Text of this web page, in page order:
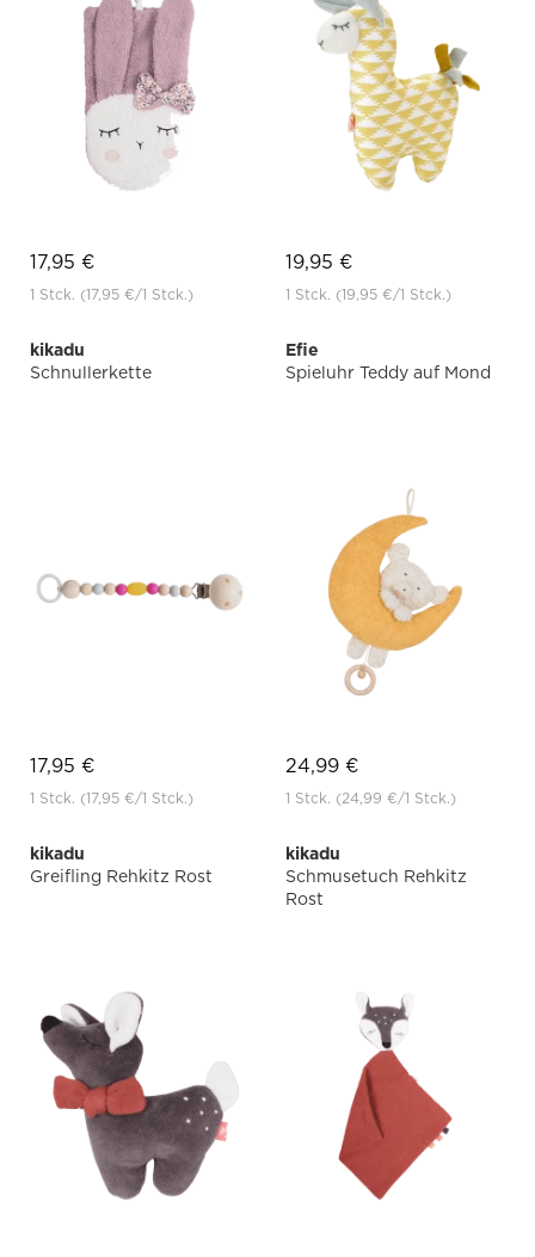
17,95 €
1 Stck. (17,95 €/1 Stck.)
19,95 €
1 Stck. (19,95 €/1 Stck.)
kikadu
Schnullerkette
17,95 €
1 Stck. (17,95 €/1 Stck.)
Efie
Spieluhr Teddy auf Mond
24,99 €
1 Stck. (24,99 €/1 Stck.)
kikadu
Greifling Rehkitz Rost
kikadu
Schmusetuch Rehkitz
Rost